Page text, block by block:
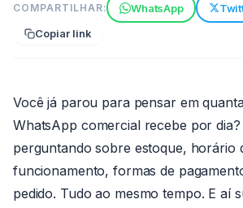
Comparativo:
WhatsApp vs.
Por João
Paulo
COMPARTILHAR: WhatsApp
Copiar link
Você já parou para pensar em
WhatsApp comercial recebe por dia?
perguntando sobre estoque, horário
funcionamento, formas de
pedido. Tudo ao mesmo tempo. E aí